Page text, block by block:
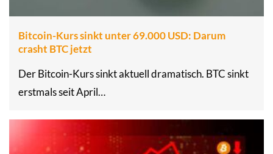
Bitcoin-Kurs sinkt unter 69.000 USD: Darum
crasht BTC jetzt
Der Bitcoin-Kurs sinkt aktuell dramatisch. BTC sinkt
erstmals seit April…